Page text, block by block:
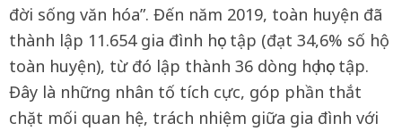
đời sống văn hóa”. Đến năm 2019, toàn huyện đã
thành lập 11.654 gia đình học tập (đạt 34,6% số hộ
toàn huyện), từ đó lập thành 36 dòng họ học tập.
Đây là những nhân tố tích cực, góp phần thắt
chặt mối quan hệ, trách nhiệm giữa gia đình với